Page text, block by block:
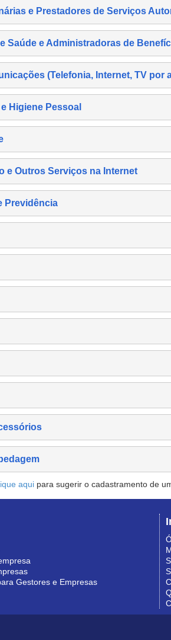
e Prestadores de Serviços
Saúde e Administradoras de
(Telefonia, Internet, TV por
Higiene Pessoal
e Outros Serviços na Internet
Previdência
aqui para sugerir o cadastramento de
Gestores e Empresas